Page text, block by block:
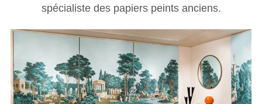
spécialiste des papiers peints anciens.